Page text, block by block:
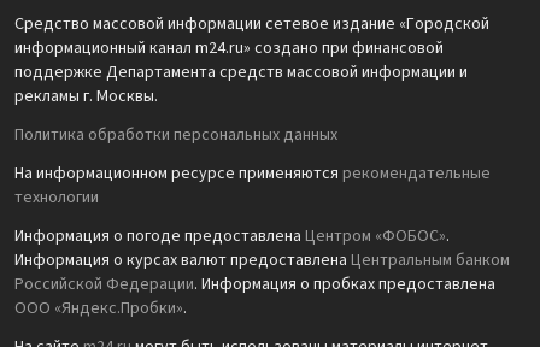
Средство массовой информации сетевое издание «Городской
информационный канал m24.ru» создано при финансовой
поддержке Департамента средств массовой информации и
рекламы г. Москвы.
Политика обработки персональных данных
На информационном ресурсе применяются рекомендательные
технологии
Информация о погоде предоставлена Центром «ФОБОС».
Информация о курсах валют предоставлена Центральным банком
Российской Федерации. Информация о пробках предоставлена
ООО «Яндекс.Пробки».